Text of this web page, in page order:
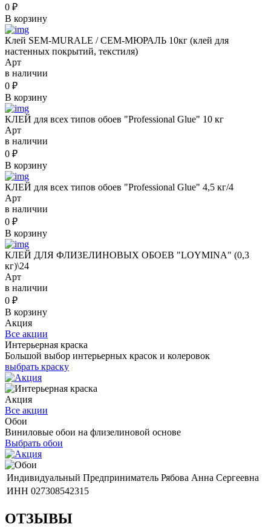
0 ₽
В корзину
Клей SEM-MURALE / СЕМ-МЮРАЛЬ 10кг (клей для
настенных покрытий, текстиля)
Арт
в наличии
0 ₽
В корзину
КЛЕЙ для всех типов обоев "Professional Glue" 10 кг
Арт
в наличии
0 ₽
В корзину
КЛЕЙ для всех типов обоев "Professional Glue" 4,5 кг/4
Арт
в наличии
0 ₽
В корзину
КЛЕЙ ДЛЯ ФЛИЗЕЛИНОВЫХ ОБОЕВ "LOYMINA" (0,3
кг)\24
Арт
в наличии
0 ₽
В корзину
Акция
Все акции
Интерьерная краска
Большой выбор интерьерных красок и колеровок
выбрать краску
Акция
Все акции
Обои
Виниловые обои на флизелиновой основе
Выбрать обои
Индивидуальный Предприниматель Рябова Анна Сергеевна
ИНН 027308542315
ОТЗЫВЫ